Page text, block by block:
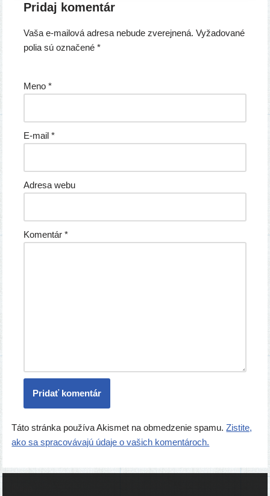
Pridaj komentár
Vaša e-mailová adresa nebude zverejnená. Vyžadované
polia sú označené*
Meno*
E-mail*
Adresa webu
Komentár*
Táto stránka používa Akismet na obmedzenie spamu.Zistite,
ako sa spracovávajú údaje o vašich komentároch.